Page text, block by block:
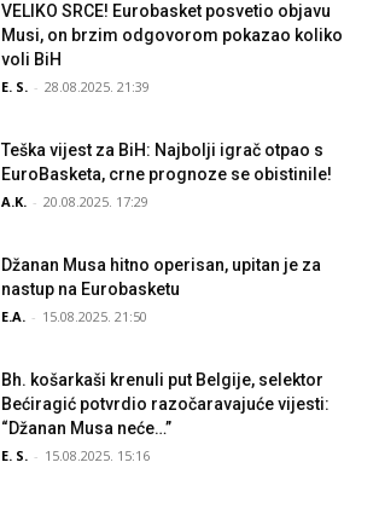
VELIKO SRCE! Eurobasket posvetio objavu
Musi, on brzim odgovorom pokazao koliko
voli BiH
E. S. - 28.08.2025. 21:39
Teška vijest za BiH: Najbolji igrač otpao s
EuroBasketa, crne prognoze se obistinile!
A.K. - 20.08.2025. 17:29
Džanan Musa hitno operisan, upitan je za
nastup na Eurobasketu
E.A. - 15.08.2025. 21:50
Bh. košarkaši krenuli put Belgije, selektor
Bećiragić potvrdio razočaravajuće vijesti:
“Džanan Musa neće…”
E. S. - 15.08.2025. 15:16